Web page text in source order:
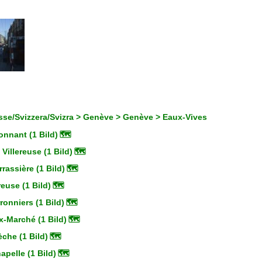
Svizzera/Svizra > Genève > Genève > Eaux-Vives
(1 Bild) 🗺
(1 Bild) 🗺
(1 Bild) 🗺
(1 Bild) 🗺
(1 Bild) 🗺
Marché (1 Bild) 🗺
(1 Bild) 🗺
(1 Bild) 🗺